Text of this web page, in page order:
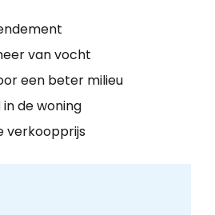
van vocht
een beter milieu
in de woning
verkoopprijs